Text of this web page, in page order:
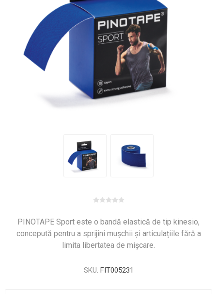
PINOTAPE Sport este o bandă elastică de tip kinesio,
concepută pentru a sprijini mușchii și articulațiile fără a
limita libertatea de mișcare.
SKU: FIT005231